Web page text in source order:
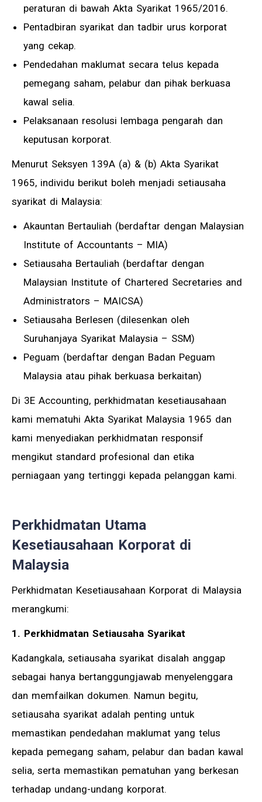
peraturan di bawah Akta Syarikat 1965/2016.
Pentadbiran syarikat dan tadbir urus korporat
yang cekap.
Pendedahan maklumat secara telus kepada
pemegang saham, pelabur dan pihak berkuasa
kawal selia.
Pelaksanaan resolusi lembaga pengarah dan
keputusan korporat.
Menurut Seksyen 139A (a) & (b) Akta Syarikat
1965, individu berikut boleh menjadi setiausaha
syarikat di Malaysia:
Akauntan Bertauliah (berdaftar dengan Malaysian
Institute of Accountants – MIA)
Setiausaha Bertauliah (berdaftar dengan
Malaysian Institute of Chartered Secretaries and
Administrators – MAICSA)
Setiausaha Berlesen (dilesenkan oleh
Suruhanjaya Syarikat Malaysia – SSM)
Peguam (berdaftar dengan Badan Peguam
Malaysia atau pihak berkuasa berkaitan)
Di 3E Accounting, perkhidmatan kesetiausahaan
kami mematuhi Akta Syarikat Malaysia 1965 dan
kami menyediakan perkhidmatan responsif
mengikut standard profesional dan etika
perniagaan yang tertinggi kepada pelanggan kami.
Perkhidmatan Utama
Kesetiausahaan Korporat di
Malaysia
Perkhidmatan Kesetiausahaan Korporat di Malaysia
merangkumi:
1. Perkhidmatan Setiausaha Syarikat
Kadangkala, setiausaha syarikat disalah anggap
sebagai hanya bertanggungjawab menyelenggara
dan memfailkan dokumen. Namun begitu,
setiausaha syarikat adalah penting untuk
memastikan pendedahan maklumat yang telus
kepada pemegang saham, pelabur dan badan kawal
selia, serta memastikan pematuhan yang berkesan
terhadap undang-undang korporat.